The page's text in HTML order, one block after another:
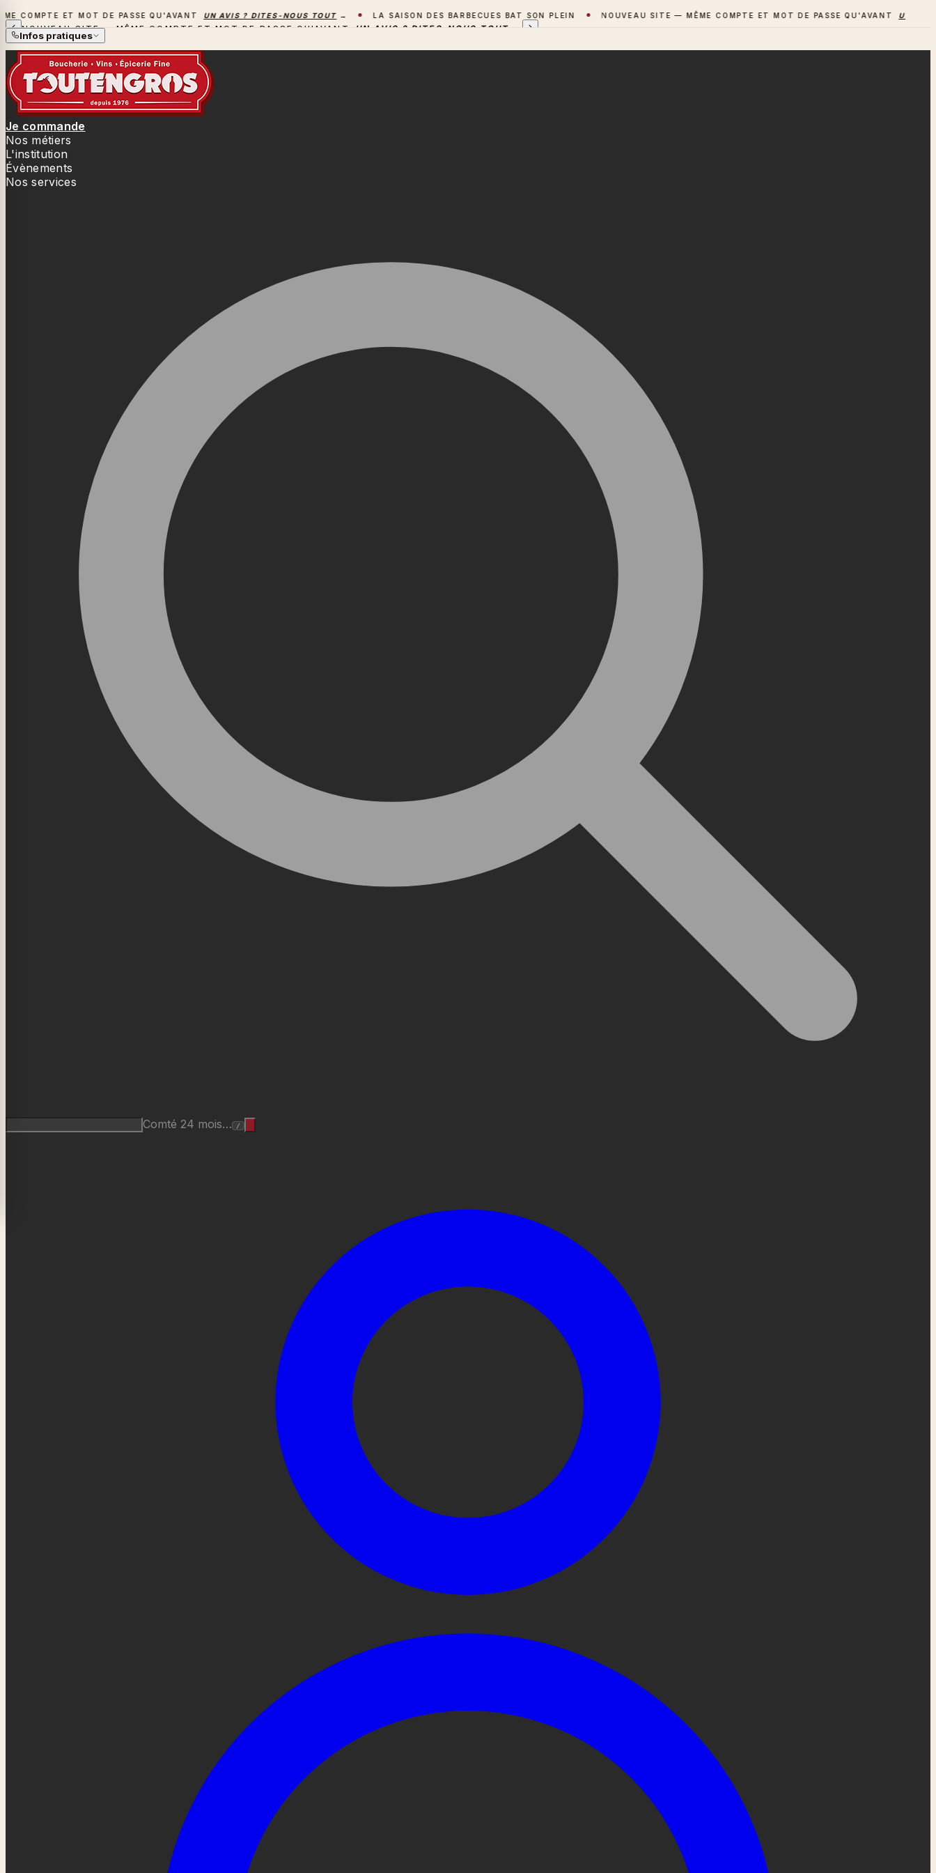
ET MOT DE PASSE QU'AVANT UN AVIS ? DITES-NOUS TOUT → LA SAISON DES BARBECUES BAT SON PLEIN NOUVEAU SITE — MÊME COMPTE ET MOT DE PASSE QU'AVANT UN AVIS ?
NOUVEAU SITE — MÊME COMPTE ET MOT DE PASSE QU'AVANT UN AVIS ? DITES-NOUS TOUT →
Infos pratiques
Je commande
Nos métiers
L'institution
Évènements
Nos services
Comté 24 mois… /